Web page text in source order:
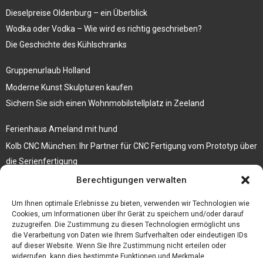
Berechtigungen verwalten
Um Ihnen optimale Erlebnisse zu bieten, verwenden wir Technologien wie
Cookies, um Informationen über Ihr Gerät zu speichern und/oder darauf
zuzugreifen. Die Zustimmung zu diesen Technologien ermöglicht uns
die Verarbeitung von Daten wie Ihrem Surfverhalten oder eindeutigen IDs
auf dieser Website. Wenn Sie Ihre Zustimmung nicht erteilen oder
widerrufen, kann dies bestimmte Funktionen und Merkmale
Dieselpreise Oldenburg – ein Überblick
Wodka oder Vodka – Wie wird es richtig geschrieben?
Die Geschichte des Kühlschranks
Gruppenurlaub Holland
Moderne Kunst Skulpturen kaufen
Sichern Sie sich einen Wohnmobilstellplatz in Zeeland
Ferienhaus Ameland mit hund
Kolb CNC München: Ihr Partner für CNC Fertigung vom Prototyp über
die Serienfertigung
Der beste höhenverstellbare Schreibtisch
Branchenbuch Krefeld